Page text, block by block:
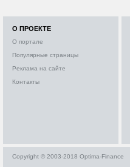
О ПРОЕКТЕ
О портале
Популярные страницы
Реклама на сайте
Контакты
Copyright © 2003-2018 Optima-Finance